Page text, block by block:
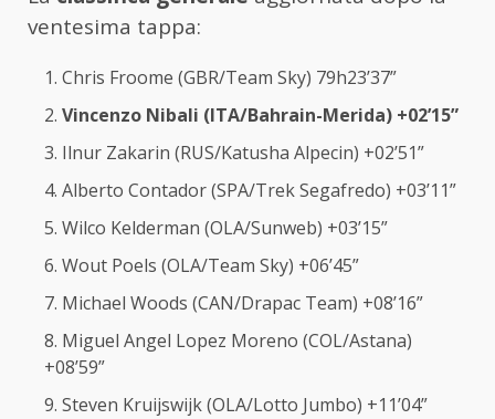
ventesima tappa:
Chris Froome (GBR/Team Sky) 79h23’37”
Vincenzo Nibali (ITA/Bahrain-Merida) +02’15”
Ilnur Zakarin (RUS/Katusha Alpecin) +02’51”
Alberto Contador (SPA/Trek Segafredo) +03’11”
Wilco Kelderman (OLA/Sunweb) +03’15”
Wout Poels (OLA/Team Sky) +06’45”
Michael Woods (CAN/Drapac Team) +08’16”
Miguel Angel Lopez Moreno (COL/Astana)
+08’59”
Steven Kruijswijk (OLA/Lotto Jumbo) +11’04”